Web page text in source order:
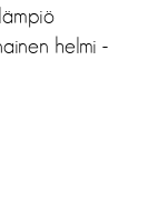
helmi -